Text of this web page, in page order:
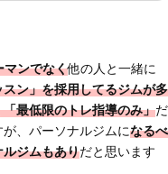
マンでなく他の人と一緒に
ン」を採用してるジムが多
最低限のトレ指導のみ」だ
、パーソナルジムになるべ
ジムもありだと思います